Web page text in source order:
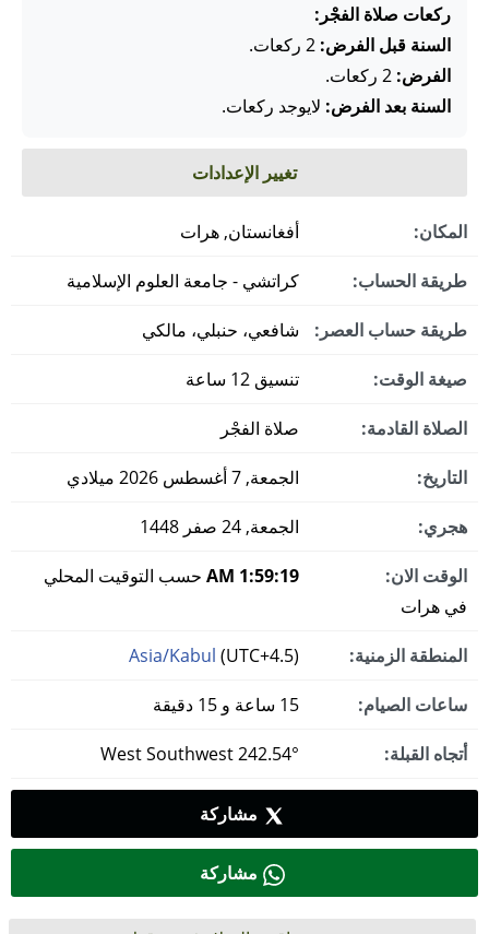
ركعات صلاة الفجْر:
السنة قبل الفرض:
الفرض:
السنة بعد الفرض: لايوجد ركعات.
تغيير الإعدادات
المكان: أفغانستان, هرات
طريقة الحساب: كراتشي - جامعة العلوم الإسلامية
طريقة حساب العصر: شافعي، حنبلي، مالكي
صيغة الوقت: تنسيق 12 ساعة
الصلاة القادمة: صلاة الفجْر
التاريخ: الجمعة, 7 أغسطس 2026 ميلادي
هجري: الجمعة, 24 صفر 1448
الوقت الان: 1:59:20 AM
حسب التوقيت المحلي
في هرات
المنطقة الزمنية: Asia/Kabul (UTC+4.5)
ساعات الصيام:
أتجاه القبلة:
مشاركة
مشاركة